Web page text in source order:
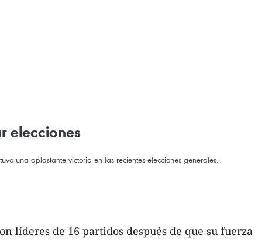
elecciones
una aplastante victoria en las recientes elecciones generales.
líderes de 16 partidos después de que su fuerza